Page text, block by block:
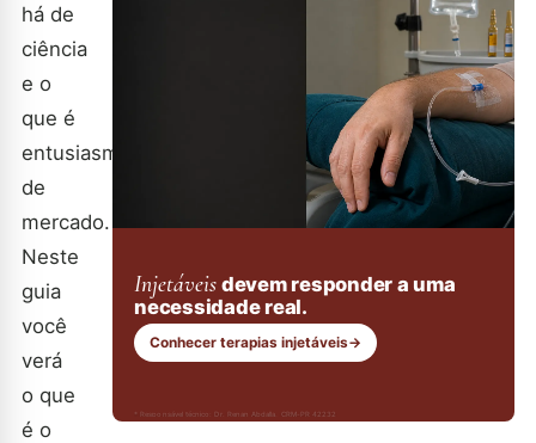
há de
ciência
e o
que é
entusiasmo
de
mercado.
Neste
guia
você
verá
o que
é o
Injetáveis devem responder a uma
necessidade real.
Conhecer terapias injetáveis→
* Responsável técnico: Dr. Renan Abdalla, CRM-PR 42232